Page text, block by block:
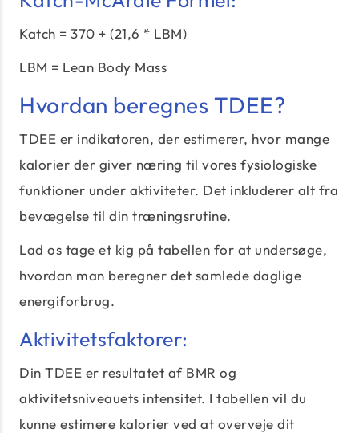
Katch = 370 + (21,6 * LBM)
LBM = Lean Body Mass
Hvordan beregnes TDEE?
TDEE er indikatoren, der estimerer, hvor mange
kalorier der giver næring til vores fysiologiske
funktioner under aktiviteter. Det inkluderer alt fra
bevægelse til din træningsrutine.
Lad os tage et kig på tabellen for at undersøge,
hvordan man beregner det samlede daglige
energiforbrug.
Aktivitetsfaktorer:
Din TDEE er resultatet af BMR og
aktivitetsniveauets intensitet. I tabellen vil du
kunne estimere kalorier ved at overveje dit